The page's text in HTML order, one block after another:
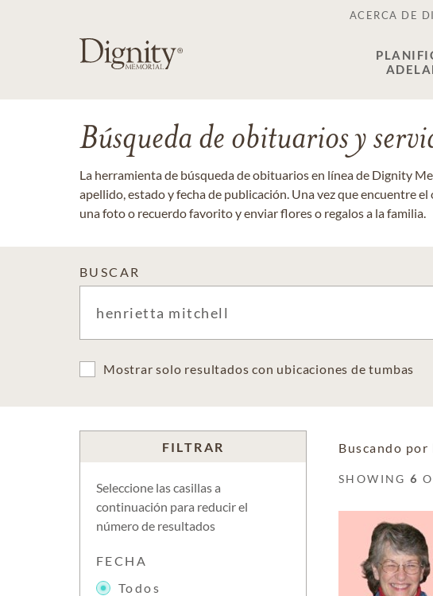
ACERCA DE
Búsqueda de obituarios y
La herramienta de búsqueda de obituarios en línea de Dignity
apellido, estado y fecha de publicación. Una vez que encuentre
una foto o recuerdo favorito y enviar flores o regalos a la familia.
BUSCAR
Mostrar solo resultados con ubicaciones de tumbas
FILTRAR
Seleccione las casillas a
continuación para reducir el
número de resultados
FECHA
Todos
Buscando por
SHOWING6